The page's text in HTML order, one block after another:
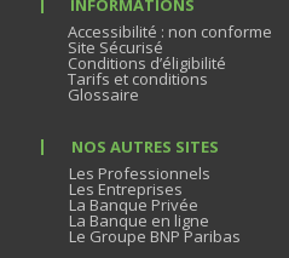
INFORMATIONS
Accessibilité : non conforme
Site Sécurisé
Conditions d’éligibilité
Tarifs et conditions
Glossaire
NOS AUTRES SITES
Les Professionnels
Les Entreprises
La Banque Privée
La Banque en ligne
Le Groupe BNP Paribas